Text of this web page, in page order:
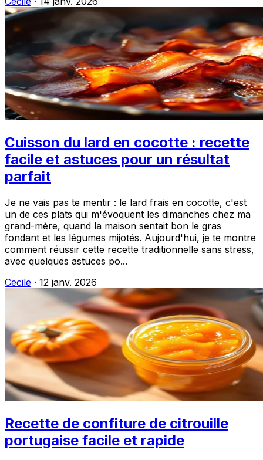
Cuisson du lard en cocotte : recette
facile et astuces pour un résultat
parfait
Je ne vais pas te mentir : le lard frais en cocotte, c'est
un de ces plats qui m'évoquent les dimanches chez ma
grand-mère, quand la maison sentait bon le gras
fondant et les légumes mijotés. Aujourd'hui, je te montre
comment réussir cette recette traditionnelle sans stress,
avec quelques astuces po...
Cecile · 12 janv. 2026
Recette de confiture de citrouille
portugaise facile et rapide